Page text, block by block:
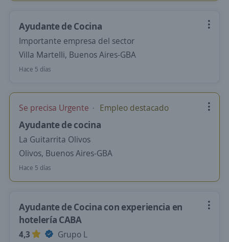
Ayudante de Cocina
Importante empresa del sector
Villa Martelli, Buenos Aires-GBA
Hace 5 días
Se precisa Urgente Empleo destacado
Ayudante de cocina
La Guitarrita Olivos
Olivos, Buenos Aires-GBA
Hace 5 días
Ayudante de Cocina con experiencia en
hotelería CABA
4,3
Grupo L